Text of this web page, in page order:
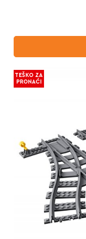
TEŠKO ZA
PRONAĆI